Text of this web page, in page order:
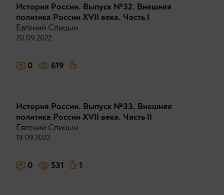
История России. Выпуск №32. Внешняя
политика России XVII века. Часть I
Евгений Спицын
20.09.2022
0 619
История России. Выпуск №33. Внешняя
политика России XVII века. Часть II
Евгений Спицын
19.09.2022
0 531 1